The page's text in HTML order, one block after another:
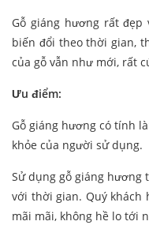
Gỗ giáng hương rất
biến đổi theo thời gian,
của gỗ vẫn như mới, rất
Ưu điểm:
Gỗ giáng hương có tính
khỏe của người sử dụng.
Sử dụng gỗ giáng hương
với thời gian. Quý khách
mãi mãi, không hề lo tới